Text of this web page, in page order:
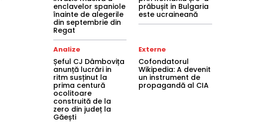
enclavelor spaniole
înainte de alegerile
din septembrie din
Regat
prăbușit in Bulgaria
este ucraineană
Analize
Șeful CJ Dâmbovița
anunță lucrări in
ritm susținut la
prima centură
ocolitoare
construită de la
zero din județ la
Găești
Externe
Cofondatorul
Wikipedia: A devenit
un instrument de
propagandă al CIA